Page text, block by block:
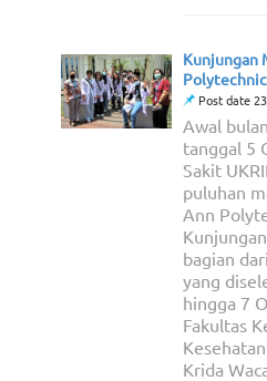
Kunjungan
Polytechnic
Post date
Awal
tanggal 5
Sakit
puluhan
Ann
bagian
yang
hingga 7
Fakultas
Krida